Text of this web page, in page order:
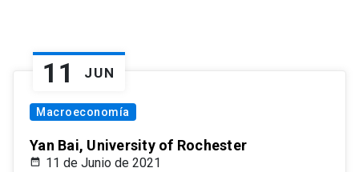
11 JUN
Macroeconomía
Yan Bai, University of Rochester
11 de Junio de 2021